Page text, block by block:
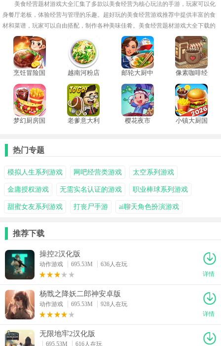
美食经营题材游戏大全汇集了多款以美食经营为核心玩法的手游，玩家可以化
身餐厅老板，体验经营与管理的乐趣。超好玩的美食经营游戏推荐中提供丰富的食
材和菜谱，玩家可以自由搭配，制作各种美味佳肴。美食经营题材游戏大全下载的
关卡和任务多样，既有时间管理挑战，也有特殊订单或活动任务，增加了趣味性！
烹饪冒险国
越南河粉店
邮轮大厨中
像素咖啡经
梦幻厨房国
老爹意大利
樱花夜市
小镇大厨国
热门专题
模拟人生系列游戏 网吧经营类游戏 太空系列游戏
金庸授权游戏 无需实名认证的游戏 职业棒球系列游戏
甜蜜女友系列游戏 打丧尸手游 ai聊天角色扮演游戏
推荐下载
操控2汉化版
动作游戏 695.53M
636人在玩
详情
杨戬之降妖二郎神安卓版
动作游戏 695.53M
928人在玩
详情
无限地牢2汉化版
695.53M 616人在玩